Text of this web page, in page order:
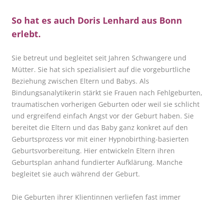
So hat es auch Doris Lenhard aus Bonn
erlebt.
Sie betreut und begleitet seit Jahren Schwangere und
Mütter. Sie hat sich spezialisiert auf die vorgeburtliche
Beziehung zwischen Eltern und Babys. Als
Bindungsanalytikerin stärkt sie Frauen nach Fehlgeburten,
traumatischen vorherigen Geburten oder weil sie schlicht
und ergreifend einfach Angst vor der Geburt haben. Sie
bereitet die Eltern und das Baby ganz konkret auf den
Geburtsprozess vor mit einer Hypnobirthing-basierten
Geburtsvorbereitung. Hier entwickeln Eltern ihren
Geburtsplan anhand fundierter Aufklärung. Manche
begleitet sie auch während der Geburt.
Die Geburten ihrer Klientinnen verliefen fast immer